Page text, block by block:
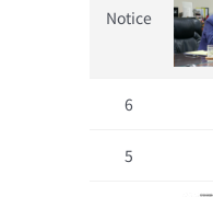
Notice
6
5